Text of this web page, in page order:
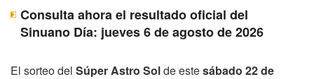
Consulta ahora el resultado oficial del
Sinuano Día: jueves 6 de agosto de 2026
El sorteo del Súper Astro Solde estesábado 22 de